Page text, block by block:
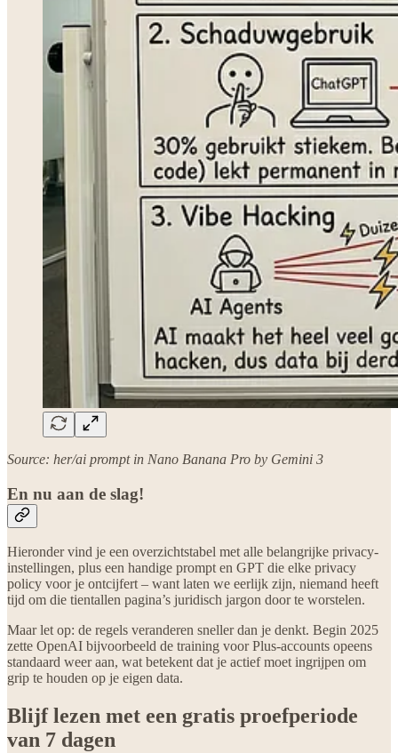
Source: her/ai prompt in Nano Banana Pro by Gemini 3
En nu aan de slag!
Hieronder vind je een overzichtstabel met alle belangrijke privacy-
instellingen, plus een handige prompt en GPT die elke privacy
policy voor je ontcijfert – want laten we eerlijk zijn, niemand heeft
tijd om die tientallen pagina’s juridisch jargon door te worstelen.
Maar let op: de regels veranderen sneller dan je denkt. Begin 2025
zette OpenAI bijvoorbeeld de training voor Plus-accounts opeens
standaard weer aan, wat betekent dat je actief moet ingrijpen om
grip te houden op je eigen data.
Blijf lezen met een gratis proefperiode
van 7 dagen